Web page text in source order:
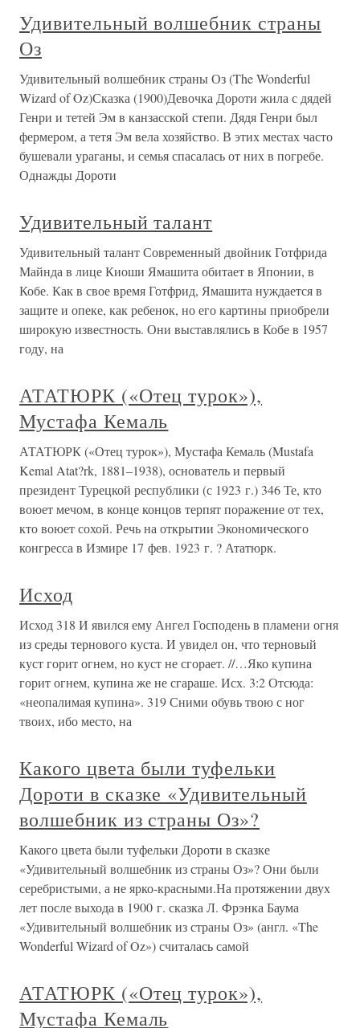
Удивительный волшебник страны
Оз
Удивительный волшебник страны Оз (The Wonderful
Wizard of Oz)Сказка (1900)Девочка Дороти жила с дядей
Генри и тетей Эм в канзасской степи. Дядя Генри был
фермером, а тетя Эм вела хозяйство. В этих местах часто
бушевали ураганы, и семья спасалась от них в погребе.
Однажды Дороти
Удивительный талант
Удивительный талант Современный двойник Готфрида
Майнда в лице Киоши Ямашита обитает в Японии, в
Кобе. Как в свое время Готфрид, Ямашита нуждается в
защите и опеке, как ребенок, но его картины приобрели
широкую известность. Они выставлялись в Кобе в 1957
году, на
АТАТЮРК («Отец турок»),
Мустафа Кемаль
АТАТЮРК («Отец турок»), Мустафа Кемаль (Mustafa
Kemal Atat?rk, 1881–1938), основатель и первый
президент Турецкой республики (с 1923 г.) 346 Те, кто
воюет мечом, в конце концов терпят поражение от тех,
кто воюет сохой. Речь на открытии Экономического
конгресса в Измире 17 фев. 1923 г. ? Ататюрк.
Исход
Исход 318 И явился ему Ангел Господень в пламени огня
из среды тернового куста. И увидел он, что терновый
куст горит огнем, но куст не сгорает. //…Яко купина
горит огнем, купина же не сгараше. Исх. 3:2 Отсюда:
«неопалимая купина». 319 Сними обувь твою с ног
твоих, ибо место, на
Какого цвета были туфельки
Дороти в сказке «Удивительный
волшебник из страны Оз»?
Какого цвета были туфельки Дороти в сказке
«Удивительный волшебник из страны Оз»? Они были
серебристыми, а не ярко-красными.На протяжении двух
лет после выхода в 1900 г. сказка Л. Фрэнка Баума
«Удивительный волшебник из страны Оз» (англ. «The
Wonderful Wizard of Oz») считалась самой
АТАТЮРК («Отец турок»),
Мустафа Кемаль